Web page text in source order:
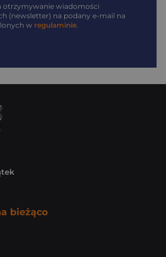
otrzymywanie wiadomości
(newsletter) na podany e-mail na
w regulaminie
bieżąco